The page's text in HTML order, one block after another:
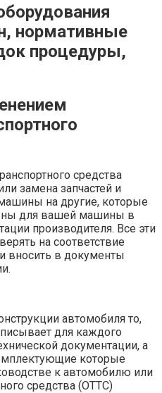
нормативные
процедуры,
средства
замена запчастей и
на другие, которые
для вашей машины в
производителя. Все эти
на соответствие
вносить в документы
автомобиля то,
для каждого
документации, а
которые
к автомобилю или
средства (ОТТС)